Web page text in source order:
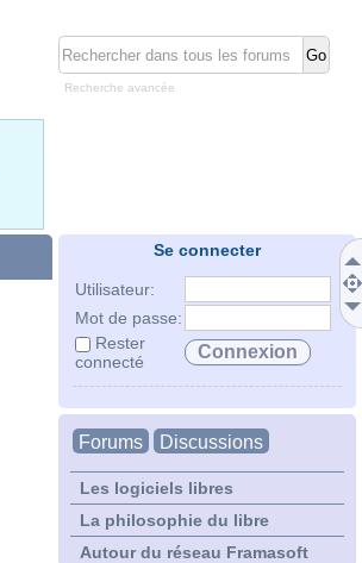
Recherche avancée
Se connecter
Utilisateur:
Mot de passe:
Rester
connecté
Forums Discussions
Les logiciels libres
La philosophie du libre
Autour du réseau Framasoft